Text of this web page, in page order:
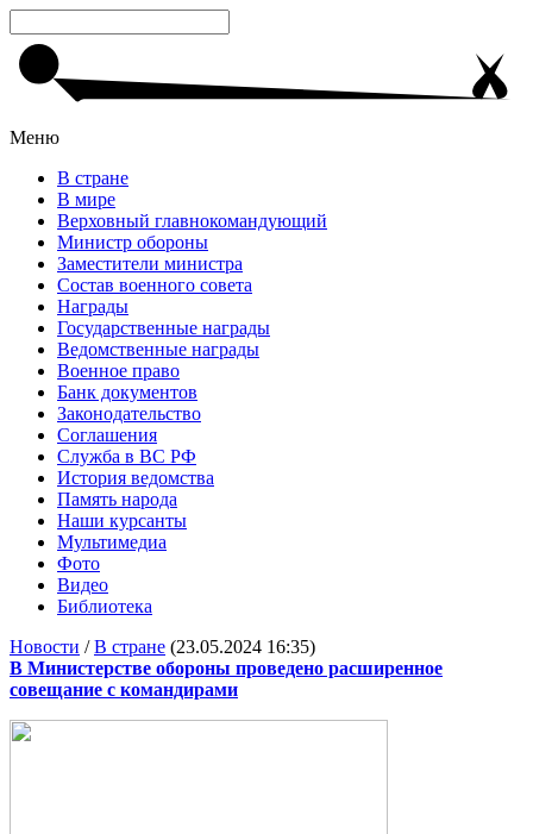
Меню
В стране
В мире
Верховный главнокомандующий
Министр обороны
Заместители министра
Состав военного совета
Награды
Государственные награды
Ведомственные награды
Военное право
Банк документов
Законодательство
Соглашения
Служба в ВС РФ
История ведомства
Память народа
Наши курсанты
Мультимедиа
Фото
Видео
Библиотека
Новости /В стране (23.05.2024 16:35)
В Министерстве обороны проведено расширенное
совещание с командирами